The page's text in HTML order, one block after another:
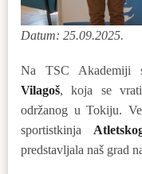
Datum: 25.09.2025.
Na TSC Akademiji
Vilagoš, koja se
održanog u Tokiju.
sportistkinja
predstavljala naš grad